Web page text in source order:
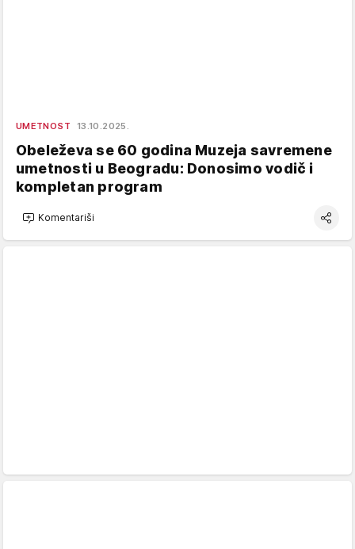
UMETNOST 13.10.2025.
Obeleževa se 60 godina Muzeja savremene
umetnosti u Beogradu: Donosimo vodič i
kompletan program
Komentariši